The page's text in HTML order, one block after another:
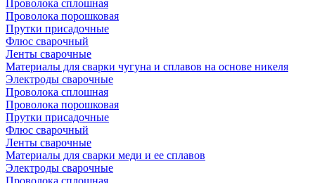
Проволока сплошная
Проволока порошковая
Прутки присадочные
Флюс сварочный
Ленты сварочные
Материалы для сварки чугуна и сплавов на основе никеля
Электроды сварочные
Проволока сплошная
Проволока порошковая
Прутки присадочные
Флюс сварочный
Ленты сварочные
Материалы для сварки меди и ее сплавов
Электроды сварочные
Проволока сплошная